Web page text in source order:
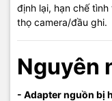
định lại, hạn chế
thọ camera/đầu ghi.
Nguyên
- Adapter nguồn bị
Sửa chữa nhanh
Linh kiện chính hãng,
Uy tín – Trung thực –
Giá tham